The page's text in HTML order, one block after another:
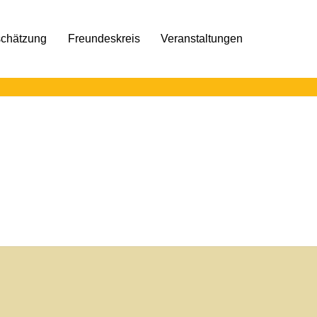
Freundeskreis Veranstaltungen